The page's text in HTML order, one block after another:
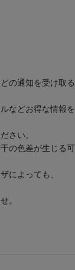
の通知を受け取る
などお得な情報を
覧ください。
の色差が生じる可
ザによっても、
いませ。